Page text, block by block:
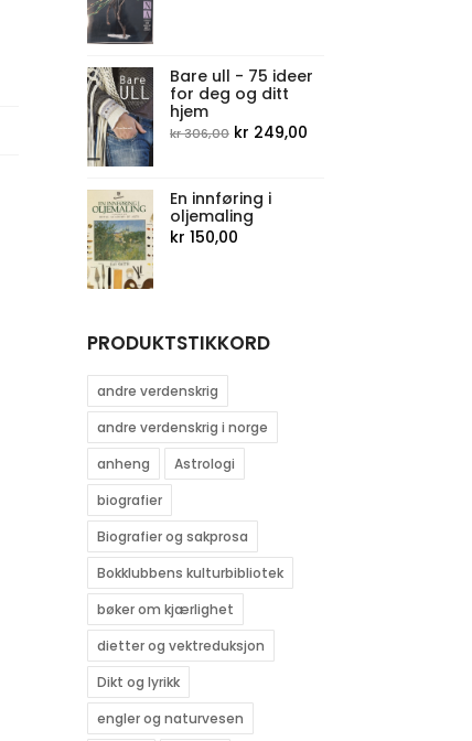
Bare ull - 75 ideer
for deg og ditt
hjem
kr306,00 Opprinnelig
kr 306,00.
kr 249,00Nåværende
En innføring i
oljemaling
kr 150,00
PRODUKTSTIKKORD
andre verdenskrig
andre verdenskrig i norge
anheng
Astrologi
biografier
Biografier og sakprosa
Bokklubbens kulturbibliotek
bøker om kjærlighet
dietter og vektreduksjon
Dikt og lyrikk
engler og naturvesen